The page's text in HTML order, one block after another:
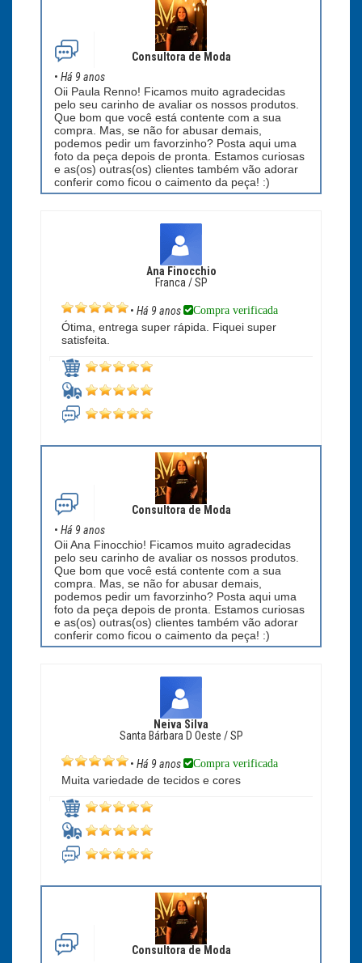
Consultora de Moda
• Há 9 anos
Oii Paula Renno! Ficamos muito agradecidas
pelo seu carinho de avaliar os nossos produtos.
Que bom que você está contente com a sua
compra. Mas, se não for abusar demais,
podemos pedir um favorzinho? Posta aqui uma
foto da peça depois de pronta. Estamos curiosas
e as(os) outras(os) clientes também vão adorar
conferir como ficou o caimento da peça! :)
Ana Finocchio
Franca / SP
• Há 9 anos Compra verificada
Ótima, entrega super rápida. Fiquei super
satisfeita.
Consultora de Moda
• Há 9 anos
Oii Ana Finocchio! Ficamos muito agradecidas
pelo seu carinho de avaliar os nossos produtos.
Que bom que você está contente com a sua
compra. Mas, se não for abusar demais,
podemos pedir um favorzinho? Posta aqui uma
foto da peça depois de pronta. Estamos curiosas
e as(os) outras(os) clientes também vão adorar
conferir como ficou o caimento da peça! :)
Neiva Silva
Santa Bárbara D Oeste / SP
• Há 9 anos Compra verificada
Muita variedade de tecidos e cores
Consultora de Moda